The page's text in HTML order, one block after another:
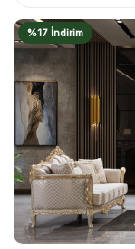
%17 İndirim